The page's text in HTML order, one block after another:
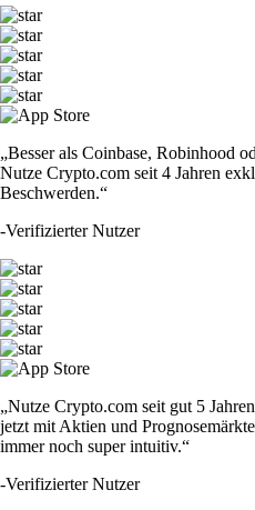
„Besser als Coinbase, Robinhood
Nutze Crypto.com seit 4 Jahren
Beschwerden.“
-Verifizierter Nutzer
„Nutze Crypto.com seit gut 5
jetzt mit Aktien und
immer noch super intuitiv.“
-Verifizierter Nutzer